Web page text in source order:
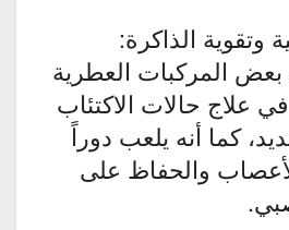
المركبات العطرية
في علاج حالات الاكتئاب
كما أنه يلعب دوراً
والحفاظ على